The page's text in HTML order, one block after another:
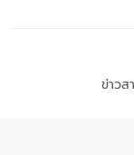
ข่าวส